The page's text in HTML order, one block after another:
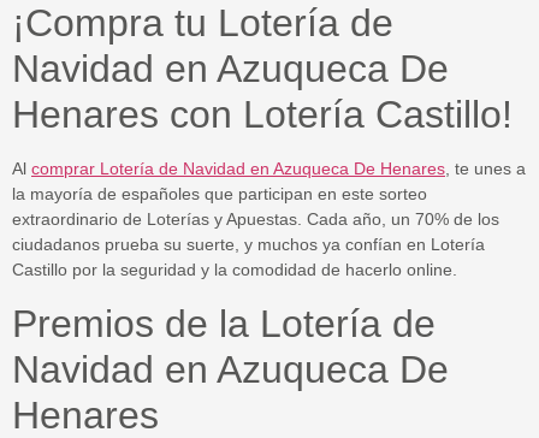
¡Compra tu Lotería de
Navidad en Azuqueca De
Henares con Lotería Castillo!
Al comprar Lotería de Navidad en Azuqueca De Henares, te unes a
la mayoría de españoles que participan en este sorteo
extraordinario de Loterías y Apuestas. Cada año, un 70% de los
ciudadanos prueba su suerte, y muchos ya confían en Lotería
Castillo por la seguridad y la comodidad de hacerlo online.
Premios de la Lotería de
Navidad en Azuqueca De
Henares